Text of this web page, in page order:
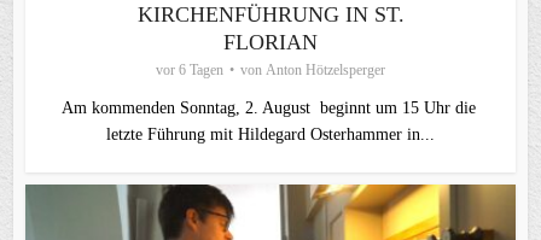
KIRCHENFÜHRUNG IN ST.
FLORIAN
vor 6 Tagen von Anton Hötzelsperger
Am kommenden Sonntag, 2. August beginnt um 15 Uhr die
letzte Führung mit Hildegard Osterhammer in...